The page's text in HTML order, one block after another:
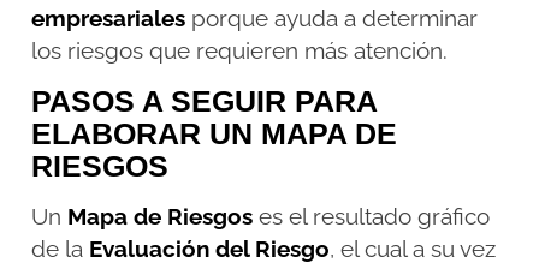
empresariales porque ayuda a determinar
los riesgos que requieren más atención.
PASOS A SEGUIR PARA
ELABORAR UN MAPA DE
RIESGOS
Un Mapa de Riesgos es el resultado gráfico
de la Evaluación del Riesgo, el cual a su vez